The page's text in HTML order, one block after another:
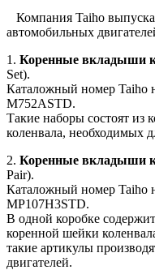
Компания Taiho
автомобильных
1. Коренные вкладыши
Set).
Каталожный номер Taiho
M752ASTD.
Такие наборы состоят из
коленвала, необходимых
2. Коренные вкладыши
Pair).
Каталожный номер Taiho
MP107H3STD.
В одной коробке
коренной шейки
такие артикулы
двигателей.